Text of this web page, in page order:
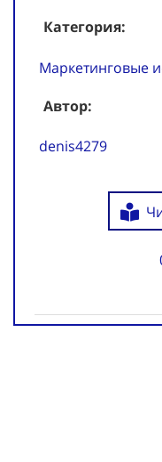
Категория:
Маркетинговые
Автор:
denis4279